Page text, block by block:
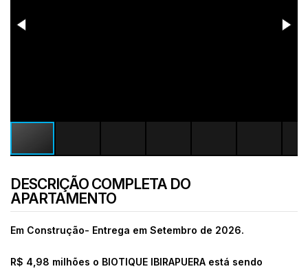
DESCRIÇÃO COMPLETA DO
APARTAMENTO
Em Construção- Entrega em Setembro de 2026.
R$ 4,98 milhões o BIOTIQUE IBIRAPUERA está sendo